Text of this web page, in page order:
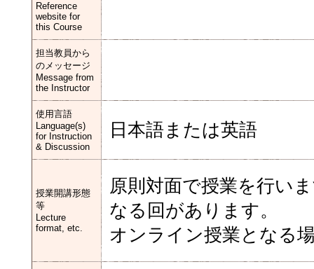
Reference
website for
this Course
担当教員から
のメッセージ
Message from
the Instructor
使用言語
Language(s)
for Instruction
& Discussion
日本語または英語
授業開講形態
等
Lecture
format, etc.
原則対面で授業を行い
なる回があります。
オンライン授業となる